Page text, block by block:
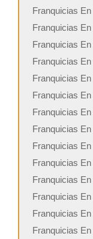
Franquicias
Franquicias
Franquicias
Franquicias
Franquicias
Franquicias En
Franquicias
Franquicias
Franquicias
Franquicias
Franquicias
Franquicias
Franquicias
Franquicias